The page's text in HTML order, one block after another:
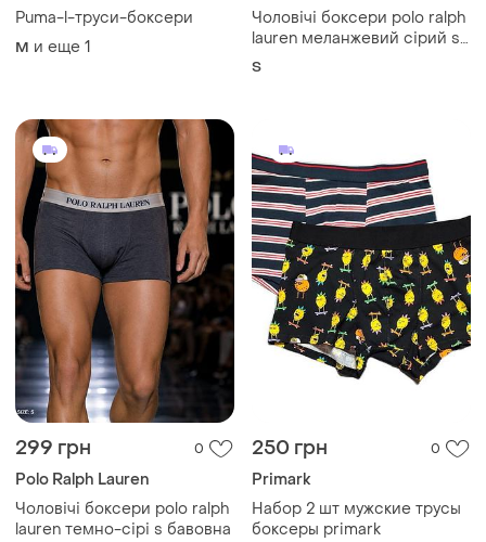
Puma-l-труси-боксери
M и еще 1
Чоловічі боксери polo ralph
lauren меланжевий сірий s
бавовна
S
299 грн 0
Polo Ralph Lauren
Чоловічі боксери polo ralph
lauren темно-сірі s бавовна
250 грн 0
Primark
Набор 2 шт мужские трусы
боксеры primark